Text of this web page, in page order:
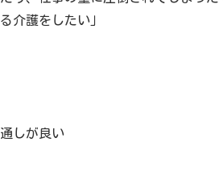
介護をしたい」
しが良い